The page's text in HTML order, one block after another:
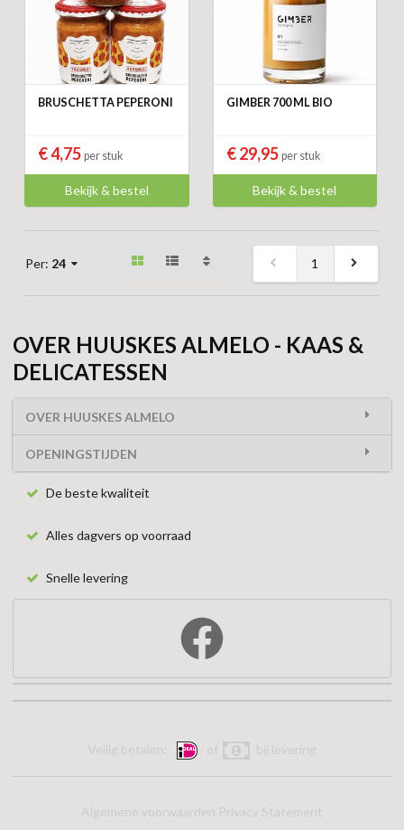
BRUSCHETTA PEPERONI
€ 4,75 per stuk
Bekijk & bestel
GIMBER 700 ML BIO
€ 29,95 per stuk
Bekijk & bestel
Per: 24 1
OVER HUUSKES ALMELO - KAAS &
DELICATESSEN
OVER HUUSKES ALMELO
OPENINGSTIJDEN
De beste kwaliteit
Alles dagvers op voorraad
Snelle levering
Veilig betalen: of bij levering
Algemene voorwaarden Privacy Statement